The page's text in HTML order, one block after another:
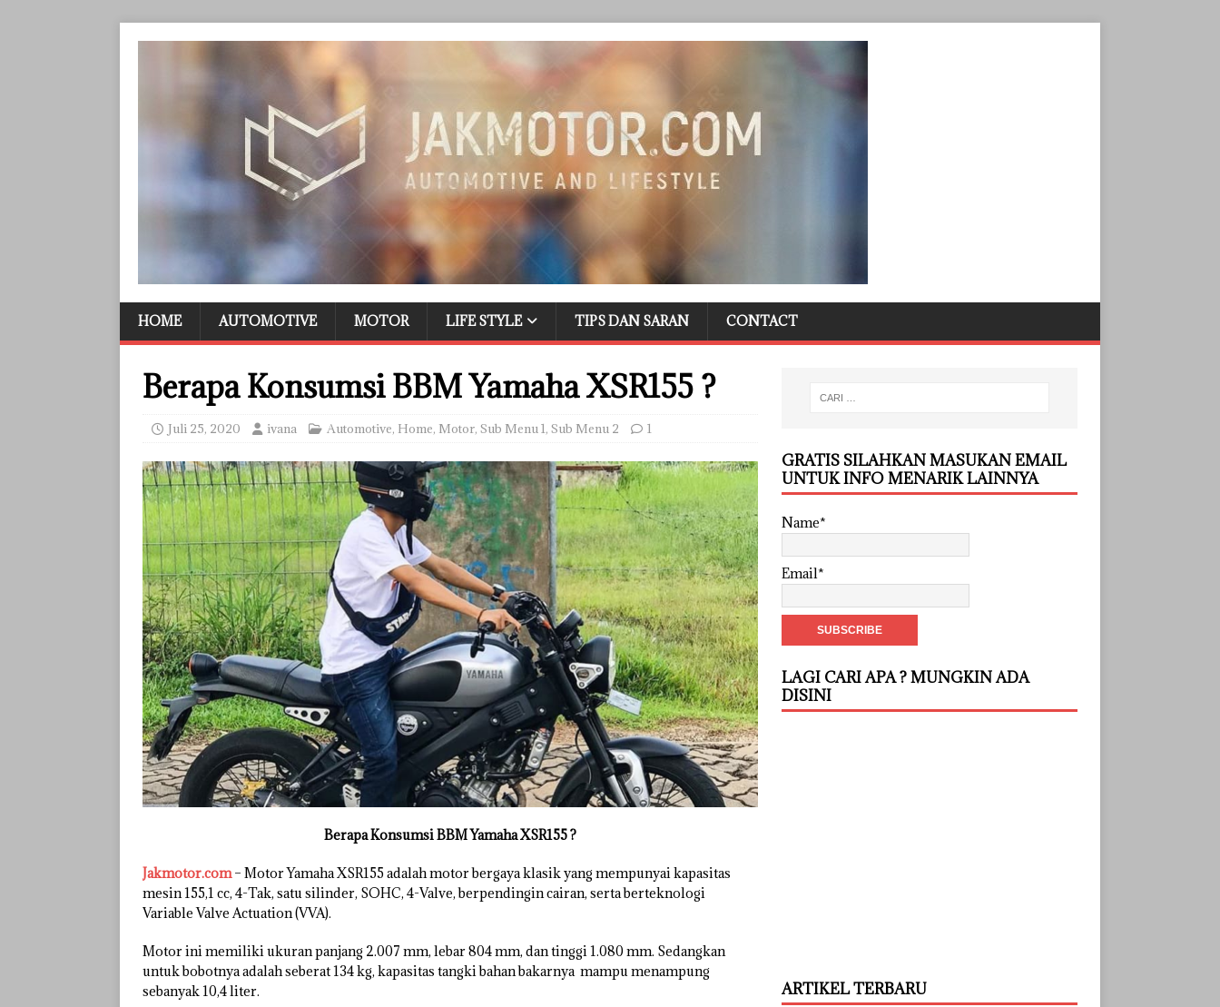
HOME AUTOMOTIVE MOTOR LIFE STYLE TIPS DAN SARAN CONTACT
Berapa Konsumsi BBM Yamaha XSR155 ?
Juli 25, 2020 ivana Automotive, Home, Motor, Sub Menu 1, Sub Menu 2 1
Berapa Konsumsi BBM Yamaha XSR155 ?
Jakmotor.com– Motor Yamaha XSR155 adalah motor bergaya klasik yang mempunyai kapasitas
mesin 155,1 cc, 4-Tak, satu silinder, SOHC, 4-Valve, berpendingin cairan, serta berteknologi
Variable Valve Actuation (VVA).
Motor ini memiliki ukuran panjang 2.007 mm, lebar 804 mm, dan tinggi 1.080 mm. Sedangkan
untuk bobotnya adalah seberat 134 kg, kapasitas tangki bahan bakarnya mampu menampung
sebanyak 10,4 liter.
GRATIS SILAHKAN MASUKAN EMAIL
UNTUK INFO MENARIK LAINNYA
Name*
Email*
LAGI CARI APA ? MUNGKIN ADA
DISINI
ARTIKEL TERBARU